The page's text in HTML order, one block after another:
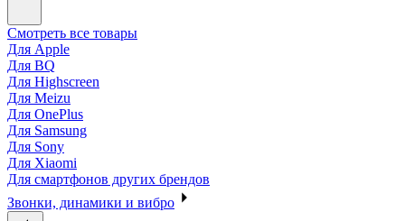
Смотреть все товары
Для Apple
Для BQ
Для Highscreen
Для Meizu
Для OnePlus
Для Samsung
Для Sony
Для Xiaomi
Для смартфонов других брендов
Звонки, динамики и вибро